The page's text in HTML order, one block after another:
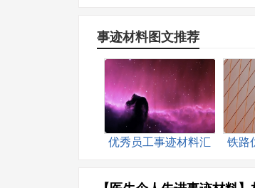
事迹材料图文推荐
优秀员工事迹材料汇
铁路